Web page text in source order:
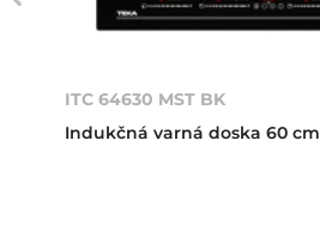
ITC 64630 MST BK
Indukčná varná doska 60 cm